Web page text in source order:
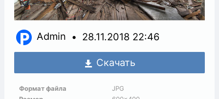
Admin 28.11.2018 22:46
Скачать
Формат файла
JPG